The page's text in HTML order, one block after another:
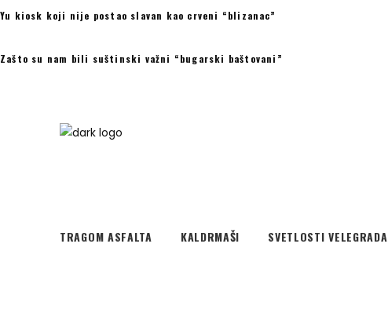
Yu kiosk koji nije postao slavan kao crveni “blizanac”
Zašto su nam bili suštinski važni “bugarski baštovani”
TRAGOM ASFALTA KALDRMAŠI SVETLOSTI VELEGRADA